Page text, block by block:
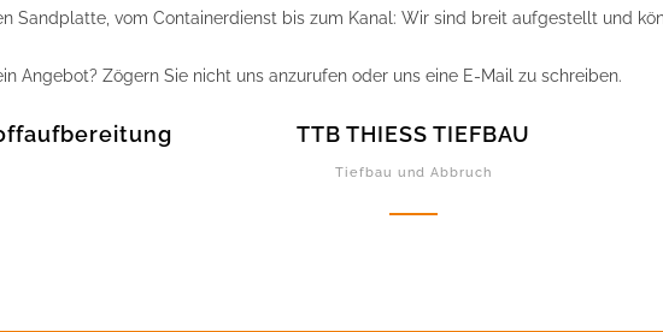
Sandplatte, vom Containerdienst bis zum Kanal: Wir sind breit aufgestellt und
Angebot? Zögern Sie nicht uns anzurufen oder uns eine E-Mail zu schreiben.
TTB THIESS TIEFBAU
Tiefbau und Abbruch